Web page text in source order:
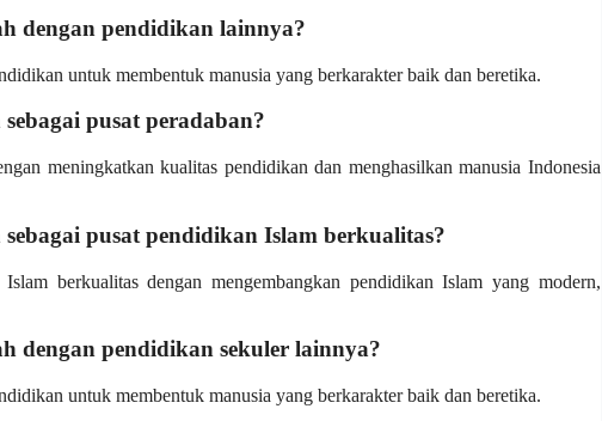
dengan pendidikan lainnya?
untuk membentuk manusia yang berkarakter baik dan beretika.
pusat peradaban?
meningkatkan kualitas pendidikan dan menghasilkan manusia Indonesia
pusat pendidikan Islam berkualitas?
berkualitas dengan mengembangkan pendidikan Islam yang modern,
dengan pendidikan sekuler lainnya?
untuk membentuk manusia yang berkarakter baik dan beretika.